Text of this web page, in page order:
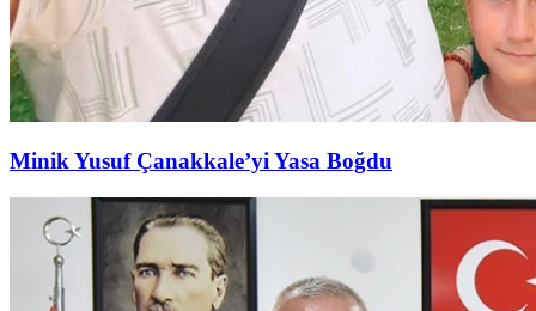
Minik Yusuf Çanakkale’yi Yasa Boğdu